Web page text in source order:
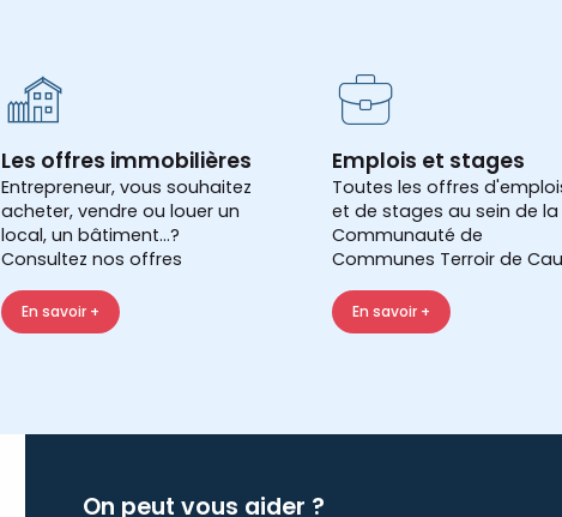
Les offres immobilières
Entrepreneur, vous souhaitez
acheter, vendre ou louer un
local, un bâtiment...?
Consultez nos offres
En savoir +
Emplois et stages
Toutes les offres
et de stages au sein de la
Communauté de
Communes Terroir de
En savoir +
On peut vous aider ?